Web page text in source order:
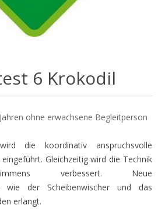
6 Krokodil
ohne erwachsene Begleitperson
die koordinativ anspruchsvolle
Gleichzeitig wird die Technik
verbessert. Neue
wie der Scheibenwischer und das
erlangt.